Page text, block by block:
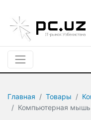
Главная Товары
Компьютерная мышь